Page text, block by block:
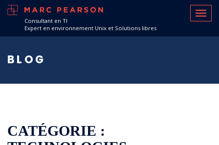
Consultant en TI
Expert en environnement Unix et Solutions libres
BLOG
CATÉGORIE :